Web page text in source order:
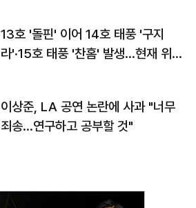
13호 '돌핀' 이어 14호 태풍 '구지
라'·15호 태풍 '찬홈' 발생…현재 위
이상준, LA 공연 논란에 사과 "너무
죄송…연구하고 공부할 것"